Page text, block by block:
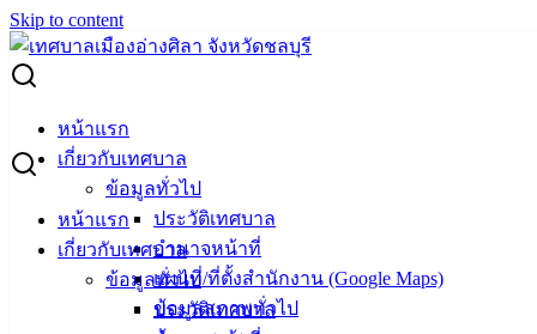
Skip to content
หน้าแรก
เกี่ยวกับเทศบาล
ข้อมูลทั่วไป
ประวัติเทศบาล
อำนาจหน้าที่
แผนที่/ที่ตั้งสำนักงาน (Google Maps)
ข้อมูลสภาพทั่วไป
หน้าแรก
เกี่ยวกับเทศบาล
ข้อมูลทั่วไป
ประวัติเทศบาล
Search for:
ขอเชิญชมการเดินแบบผ้าไทย “ผ้าไทยใส่สนุก”
ขอเชิญชมการเดินแบบผ้าไทย “ผ้าไทยใส่
สนุก”
เมษายน 11, 2023 เมษายน 12, 2023